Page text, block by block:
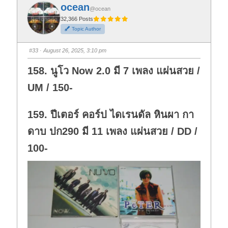
f
o
r
t
h
u
m
d
o
n
.
o
r
t
h
u
m
u
p
ocean@ocean
32,366 Posts
Topic Author
#33 · August 26, 2025, 3:10 pm
158. นูโว Now 2.0 มี 7 เพลง แผ่นสวย /
UM / 150-
159. ปีเตอร์ คอร์ป ไดเรนดัล หินผา กา
ดาบ ปก290 มี 11 เพลง แผ่นสวย / DD /
100-